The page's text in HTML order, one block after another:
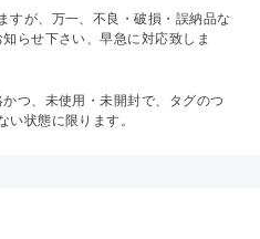
すが、万一、不良・破損・誤納品な
らせ下さい、早急に対応致しま
つ、未使用・未開封で、タグのつ
い状態に限ります。